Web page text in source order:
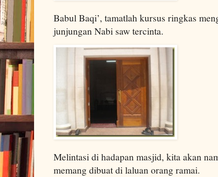
Babul Baqi’, tamatlah kursus ringkas
junjungan Nabi saw tercinta.
Melintasi di hadapan masjid, kita akan
memang dibuat di laluan orang ramai.